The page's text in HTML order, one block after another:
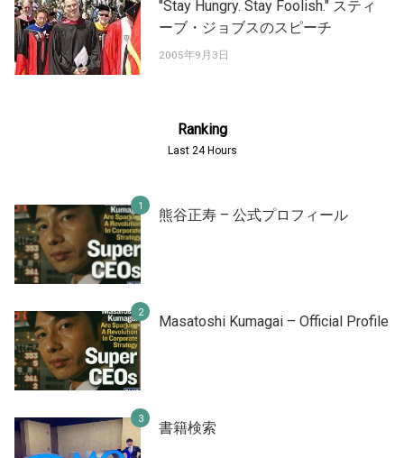
"Stay Hungry. Stay Foolish." スティ
ーブ・ジョブスのスピーチ
2005年9月3日
Ranking
Last 24 Hours
熊谷正寿 – 公式プロフィール
Masatoshi Kumagai – Official Profile
書籍検索